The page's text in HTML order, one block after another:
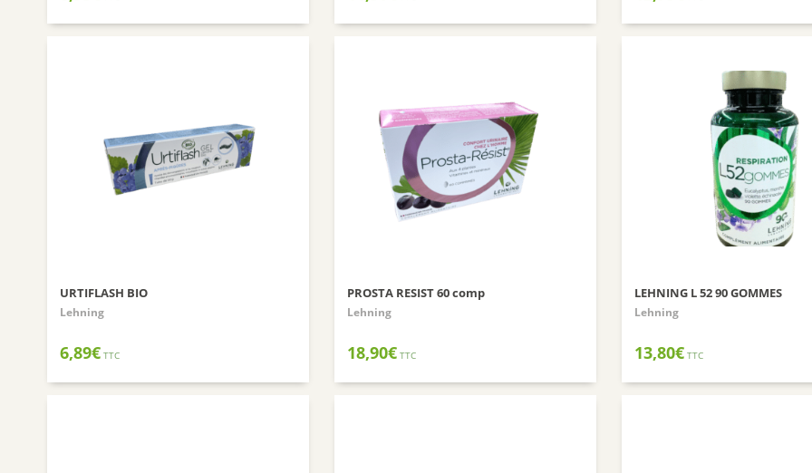
URTIFLASH BIO
Lehning
6,89€ TTC
PROSTA RESIST 60 comp
Lehning
18,90€ TTC
LEHNING L 52 90 GOMMES
Lehning
13,80€ TTC